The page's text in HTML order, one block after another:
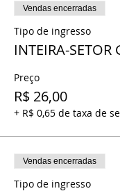
Vendas encerradas
Tipo de ingresso
INTEIRA-SETOR
Preço
R$ 26,00
+ R$ 0,65 de taxa de
Vendas encerradas
Tipo de ingresso